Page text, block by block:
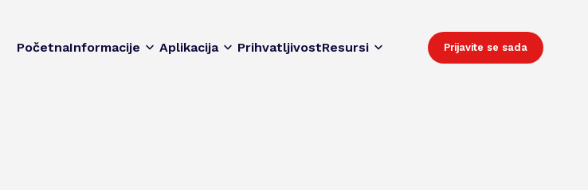
PočetnaInformacije Aplikacija PrihvatljivostResursi Prijavite se sada